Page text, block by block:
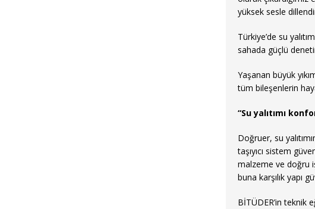
yüksek sesle
Türkiye’de su
sahada güçlü
Yaşanan büyük
tüm bileşenlerin
“Su yalıtımı
Doğruer, su
taşıyıcı sistem
malzeme ve doğru
buna karşılık yapı
BİTÜDER’in teknik